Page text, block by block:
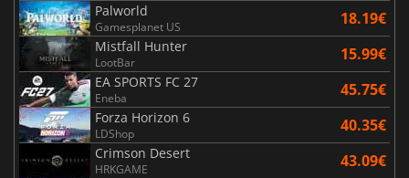
Palworld
Gamesplanet US 18.19€
Mistfall Hunter
LootBar 15.99€
EA SPORTS FC 27
Eneba 45.75€
Forza Horizon 6
LDShop 40.35€
Crimson Desert
HRKGAME 43.09€